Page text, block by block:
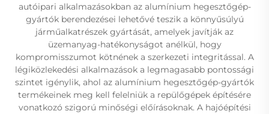
autóipari alkalmazásokban az alumínium hegesztőgép-
gyártók berendezései lehetővé teszik a könnyűsúlyú
járműalkatrészek gyártását, amelyek javítják az
üzemanyag-hatékonyságot anélkül, hogy
kompromisszumot kötnének a szerkezeti integritással. A
légiközlekedési alkalmazások a legmagasabb pontossági
szintet igénylik, ahol az alumínium hegesztőgép-gyártók
termékeinek meg kell felelniük a repülőgépek építésére
vonatkozó szigorú minőségi előírásoknak. A hajóépítési